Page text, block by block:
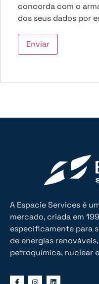
concorda com o
dos seus dados por
A Espacie Services é
mercado, criada em
especificamente para
de energias
petroquímica, nuclear